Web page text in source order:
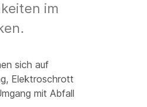
im
sich auf
Elektroschrott
mit Abfall